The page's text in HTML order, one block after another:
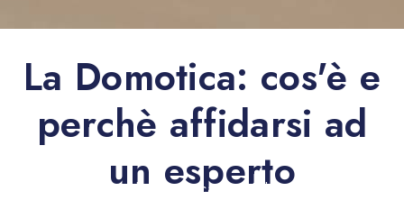
La Domotica: cos'è e
perchè affidarsi ad
un esperto
|controllo;campo05;|